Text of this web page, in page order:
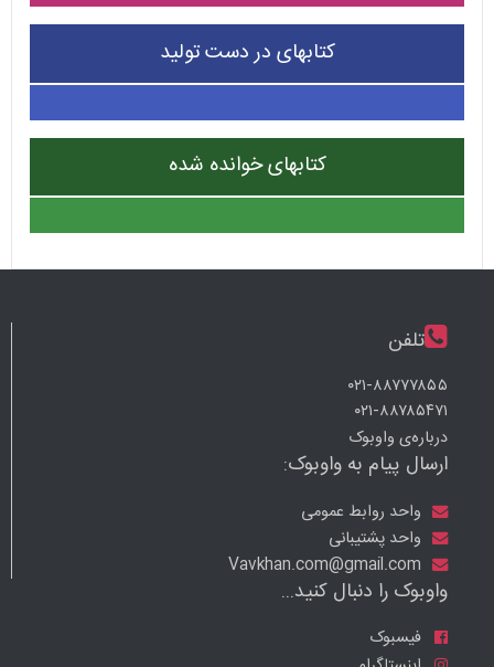
کتابهای در دست تولید
کتابهای خوانده شده
تلفن
۰۲۱-۸۸۷۷۷۸۵۵
۰۲۱-۸۸۷۸۵۴۷۱
درباره‌ی واوبوک
ارسال پیام به واوبوک:
واحد روابط عمومی
واحد پشتیبانی
واوبوک را دنبال کنید...
فیسبوک